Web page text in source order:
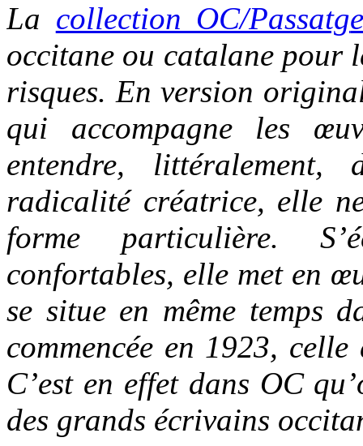
La collection OC/Passatg
occitane ou catalane pour
risques. En version
qui accompagne les
entendre,
radicalité créatrice, elle
forme particulière.
confortables, elle met en
se situe en même temps
commencée en 1923,
C’est en effet dans OC
des grands écrivains